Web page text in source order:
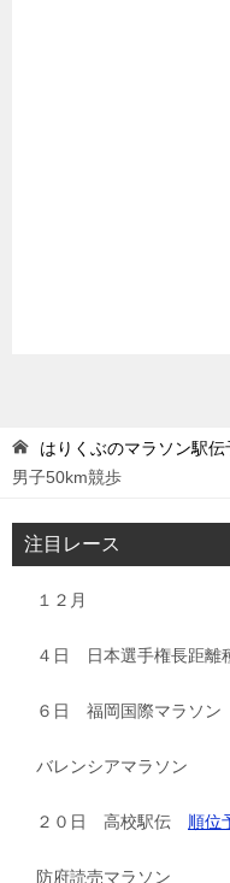
はりくぶのマラソン駅
男子50km競歩
注目レース
１２月
４日 日本選手権長距離
６日 福岡国際マラソン
バレンシアマラソン
２０日 高校駅伝 順位
防府読売マラソン